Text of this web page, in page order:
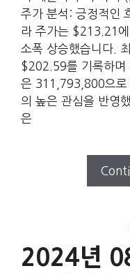
주가 분석: 긍정적인
라 주가는 $213.21
소폭 상승했습니다.
$202.59를 기록하며
은 311,793,800으로
의 높은 관심을 반영
은
2024년